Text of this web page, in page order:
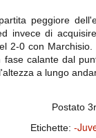
peggiore
invece di
2-0 con
fase calante dal
a lungo
Postato
Etichette: -
operazioni di
già pubblicato un
giocatori usciti
all'Olimpico. Una